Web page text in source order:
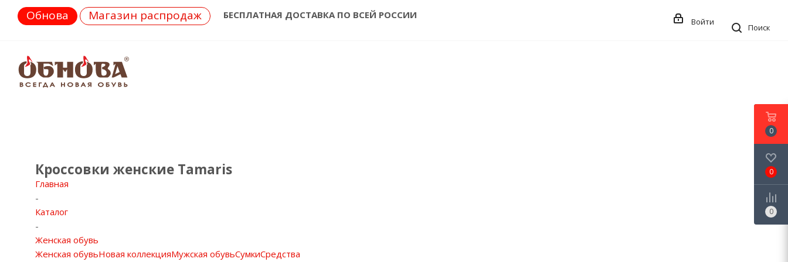
Обнова Магазин распродаж БЕСПЛАТНАЯ ДОСТАВКА ПО ВСЕЙ РОССИИ
Поиск
Войти
Кроссовки женские Tamaris
Главная
-
Каталог
-
Женская обувь
Женская обувьНовая коллекцияМужская обувьСумкиСредства
0
0
0